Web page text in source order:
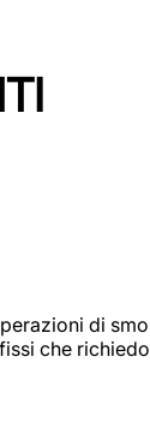
di
che